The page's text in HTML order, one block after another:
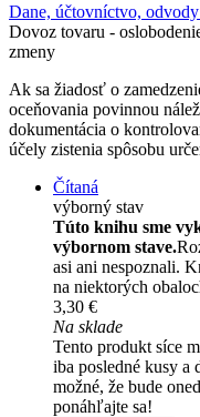
Dane, účtovníctvo,
Dovoz tovaru -
zmeny
Ak sa žiadosť o
oceňovania povinnou
dokumentácia o
účely zistenia spôsobu
Čítaná
výborný stav
Túto knihu sme
výbornom stave.
asi ani nespoznali.
na niektorých
3,30 €
Na sklade
Tento produkt síce
iba posledné kusy a
možné, že bude
ponáhľajte sa!